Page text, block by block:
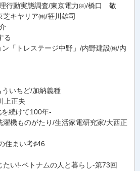
行動実態調査/東京電力㈱/橋口 敬
キヤリア㈱/笹川雄司
る
「トレステージ中野」/内野建設㈱/内
いちど/加納義種
上正夫
続けて100年-
機ものがたり/生活家電研究家/大西正
住まい考♯46
い!-ベトナムの人と暮らし-第73回